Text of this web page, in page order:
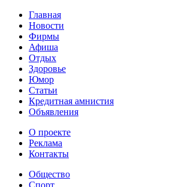
Главная
Новости
Фирмы
Афиша
Отдых
Здоровье
Юмор
Статьи
Кредитная амнистия
Объявления
О проекте
Реклама
Контакты
Общество
Спорт